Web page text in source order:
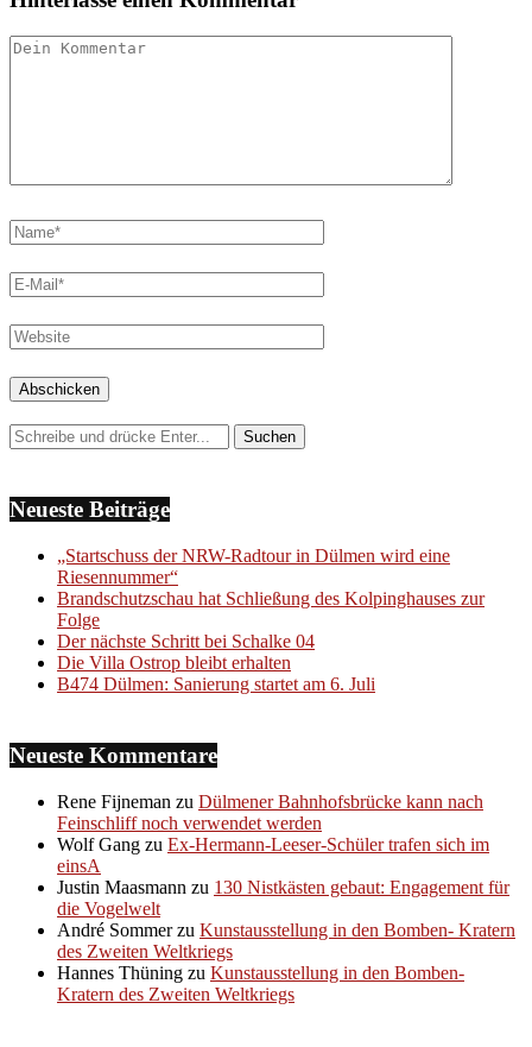
Neueste Beiträge
„Startschuss der NRW-Radtour in Dülmen wird eine
Riesennummer“
Brandschutzschau hat Schließung des Kolpinghauses zur
Folge
Der nächste Schritt bei Schalke 04
Die Villa Ostrop bleibt erhalten
B474 Dülmen: Sanierung startet am 6. Juli
Neueste Kommentare
Rene Fijneman zu Dülmener Bahnhofsbrücke kann nach
Feinschliff noch verwendet werden
Wolf Gang zu Ex-Hermann-Leeser-Schüler trafen sich im
einsA
Justin Maasmann zu 130 Nistkästen gebaut: Engagement für
die Vogelwelt
André Sommerzu Kunstausstellung in den Bomben- Kratern
des Zweiten Weltkriegs
Hannes Thüning zu Kunstausstellung in den Bomben-
Kratern des Zweiten Weltkriegs